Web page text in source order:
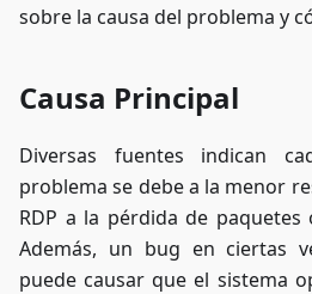
sobre la causa del problema y
Causa Principal
Diversas fuentes indican
problema se debe a la menor
RDP a la pérdida de
Además, un bug en ciertas
puede causar que el sistema